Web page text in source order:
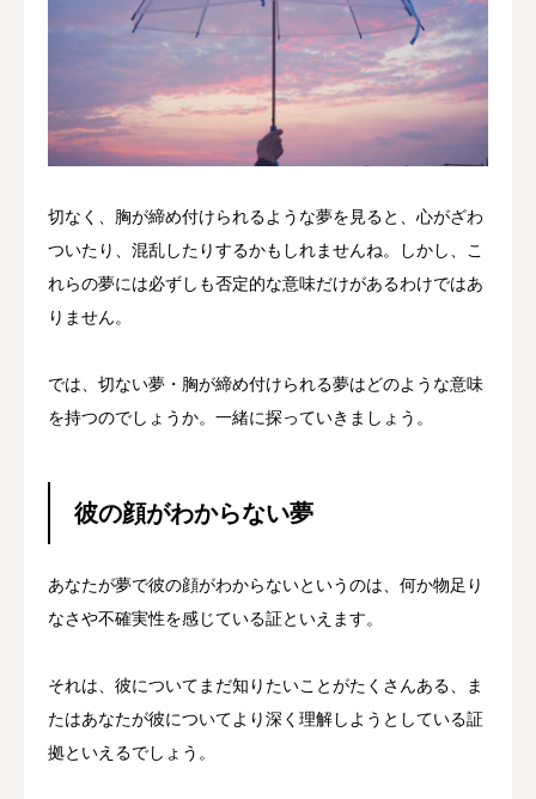
切なく、胸が締め付けられるような夢を見ると、心がざわ
ついたり、混乱したりするかもしれませんね。しかし、こ
れらの夢には必ずしも否定的な意味だけがあるわけではあ
りません。
では、切ない夢・胸が締め付けられる夢はどのような意味
を持つのでしょうか。一緒に探っていきましょう。
彼の顔がわからない夢
あなたが夢で彼の顔がわからないというのは、何か物足り
なさや不確実性を感じている証といえます。
それは、彼についてまだ知りたいことがたくさんある、ま
たはあなたが彼についてより深く理解しようとしている証
拠といえるでしょう。